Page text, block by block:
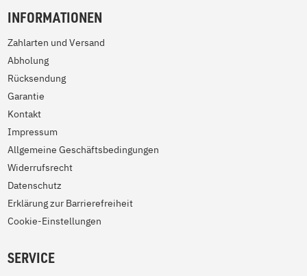
INFORMATIONEN
Zahlarten und Versand
Abholung
Rücksendung
Garantie
Kontakt
Impressum
Allgemeine Geschäftsbedingungen
Widerrufsrecht
Datenschutz
Erklärung zur Barrierefreiheit
Cookie-Einstellungen
SERVICE